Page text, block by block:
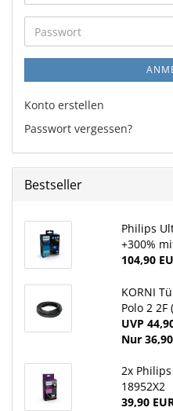
Mail-
Adresse
Passwort
Konto erstellen
Passwort vergessen?
Bestseller
Philips
+300%
104,90
KORNI
Polo 2 2F
UVP
Nur
2x
18952X2
39,90